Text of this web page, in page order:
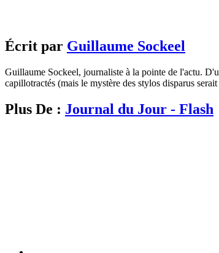
Écrit par Guillaume Sockeel
Guillaume Sockeel, journaliste à la pointe de l'actu.
capillotractés (mais le mystère des stylos disparus
Plus De : Journal du Jour - Flash